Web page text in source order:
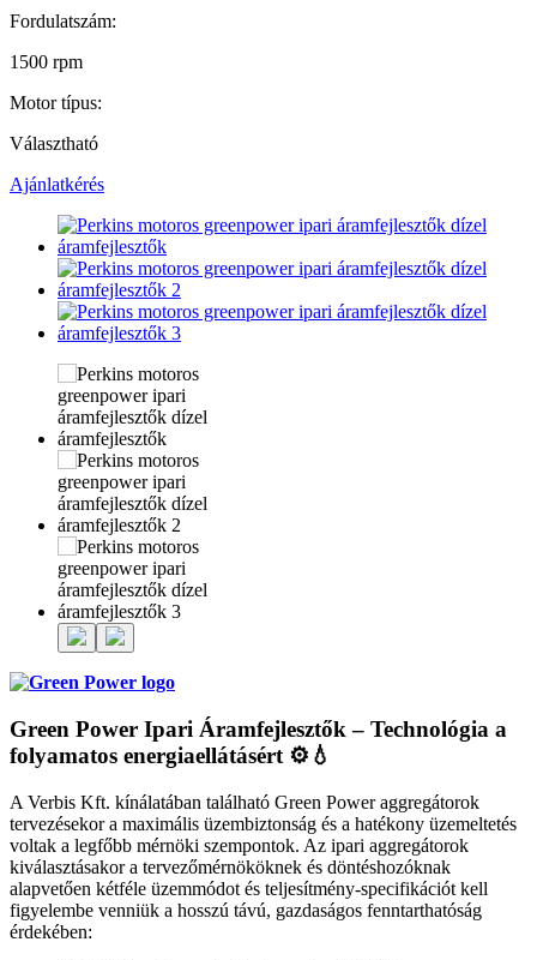
Fordulatszám:
1500 rpm
Motor típus:
Választható
Ajánlatkérés
Green Power Ipari Áramfejlesztők – Technológia a
folyamatos energiaellátásért ⚙️💧
A Verbis Kft. kínálatában található Green Power aggregátorok
tervezésekor a maximális üzembiztonság és a hatékony üzemeltetés
voltak a legfőbb mérnöki szempontok. Az ipari aggregátorok
kiválasztásakor a tervezőmérnököknek és döntéshozóknak
alapvetően kétféle üzemmódot és teljesítmény-specifikációt kell
figyelembe venniük a hosszú távú, gazdaságos fenntarthatóság
érdekében: